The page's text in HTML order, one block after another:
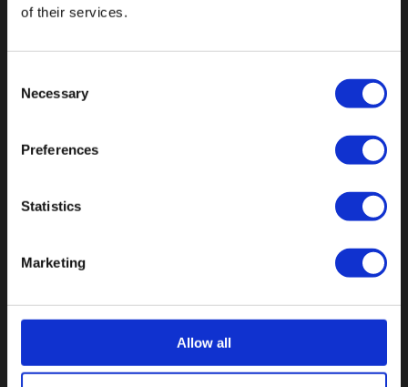
of their services.
Selection
Necessary
Preferences
Statistics
Marketing
Allow all
Niederlande
+31 (0)34 8407 089